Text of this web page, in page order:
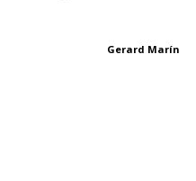
Gerard Marín